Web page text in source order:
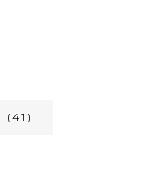
(41)